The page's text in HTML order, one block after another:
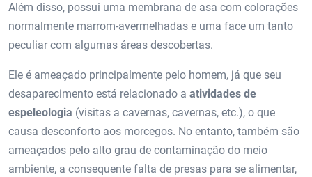
Além disso, possui uma membrana de asa com colorações
normalmente marrom-avermelhadas e uma face um tanto
peculiar com algumas áreas descobertas.
Ele é ameaçado principalmente pelo homem, já que seu
desaparecimento está relacionado a atividades de
espeleologia (visitas a cavernas, cavernas, etc.), o que
causa desconforto aos morcegos. No entanto, também são
ameaçados pelo alto grau de contaminação do meio
ambiente, a consequente falta de presas para se alimentar,